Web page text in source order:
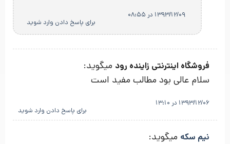
1393/12/09 در 08:55
برای پاسخ دادن وارد شوید
فروشگاه اینترنتی زاینده رود میگوید:
سلام عالی بود مطالب مفید است
1393/12/06 در 13:10
برای پاسخ دادن وارد شوید
نیم سکه میگوید: